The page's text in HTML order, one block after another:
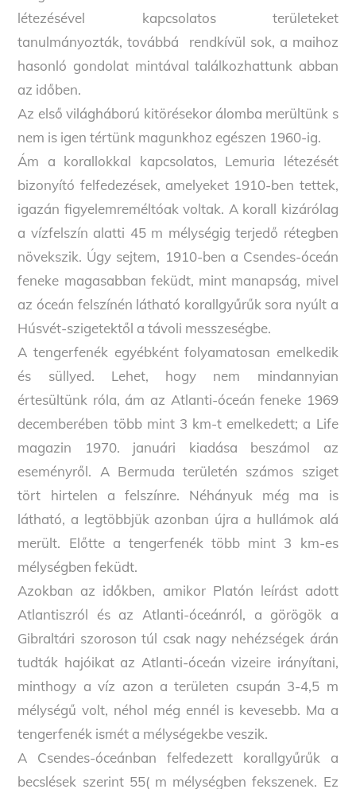
létezésével kapcsolatos területeket
tanulmányozták, továbbá rendkívül sok, a maihoz
hasonló gondolat mintával találkozhattunk abban
az időben.
Az első világháború kitörésekor álomba merültünk s
nem is igen tértünk magunkhoz egészen 1960-ig.
Ám a korallokkal kapcsolatos, Lemuria létezését
bizonyító felfedezések, amelyeket 1910-ben tettek,
igazán figyelemreméltóak voltak. A korall kizárólag
a vízfelszín alatti 45 m mélységig terjedő rétegben
növekszik. Úgy sejtem, 1910-ben a Csendes-óceán
feneke magasabban feküdt, mint manapság, mivel
az óceán felszínén látható korallgyűrűk sora nyúlt a
Húsvét-szigetektől a távoli messzeségbe.
A tengerfenék egyébként folyamatosan emelkedik
és süllyed. Lehet, hogy nem mindannyian
értesültünk róla, ám az Atlanti-óceán feneke 1969
decemberében több mint 3 km-t emelkedett; a Life
magazin 1970. januári kiadása beszámol az
eseményről. A Bermuda területén számos sziget
tört hirtelen a felszínre. Néhányuk még ma is
látható, a legtöbbjük azonban újra a hullámok alá
merült. Előtte a tengerfenék több mint 3 km-es
mélységben feküdt.
Azokban az időkben, amikor Platón leírást adott
Atlantiszról és az Atlanti-óceánról, a görögök a
Gibraltári szoroson túl csak nagy nehézségek árán
tudták hajóikat az Atlanti-óceán vizeire irányítani,
minthogy a víz azon a területen csupán 3-4,5 m
mélységű volt, néhol még ennél is kevesebb. Ma a
tengerfenék ismét a mélységekbe veszik.
A Csendes-óceánban felfedezett korallgyűrűk a
becslések szerint 55( m mélységben fekszenek. Ez